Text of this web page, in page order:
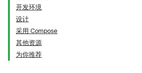
开发环境
设计
采用 Compose
其他资源
为你推荐